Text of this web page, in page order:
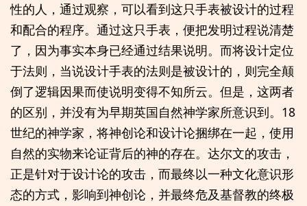
性的人，通过观察，可以看到这只手表被设计的过程
和配合的程序。通过这只手表，便把发明过程说清楚
了，因为事实本身已经通过结果说明。而将设计定位
于法则，当说设计手表的法则是被设计的，则完全颠
倒了逻辑因果而使说明变得不知所云。但是，这两者
的区别，并没有为早期英国自然神学家所意识到。18
世纪的神学家，将神创论和设计论捆绑在一起，使用
自然的实物来论证背后的神的存在。达尔文的攻击，
正是针对于设计论的攻击，而最终以一种文化意识形
态的方式，影响到神创论，并最终危及基督教的终极